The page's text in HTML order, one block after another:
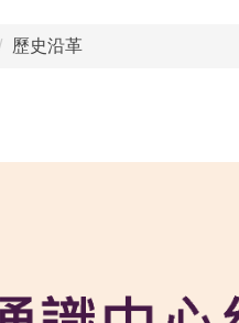
歷史沿革